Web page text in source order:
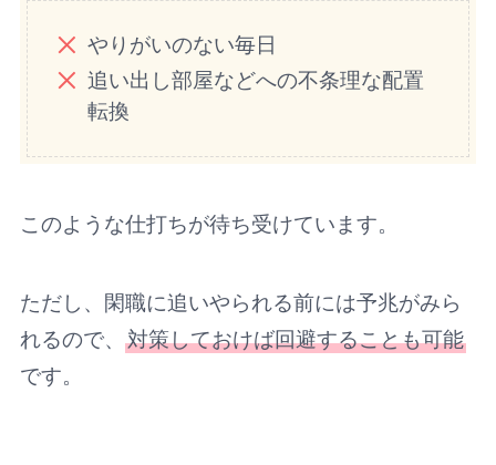
やりがいのない毎日
追い出し部屋などへの不条理な配置
転換
このような仕打ちが待ち受けています。
ただし、閑職に追いやられる前には予兆がみら
れるので、 対策しておけば回避することも可能
です。